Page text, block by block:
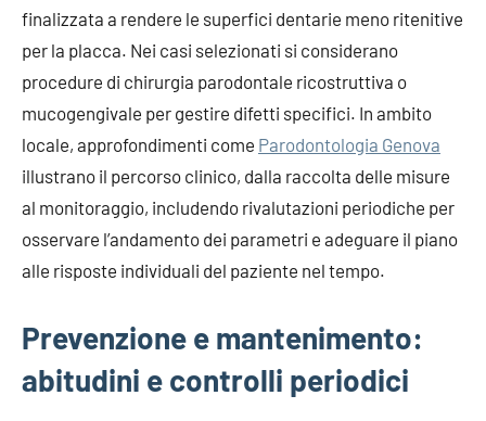
finalizzata a rendere le superfici dentarie meno ritenitive
per la placca. Nei casi selezionati si considerano
procedure di chirurgia parodontale ricostruttiva o
mucogengivale per gestire difetti specifici. In ambito
locale, approfondimenti come Parodontologia Genova
illustrano il percorso clinico, dalla raccolta delle misure
al monitoraggio, includendo rivalutazioni periodiche per
osservare l’andamento dei parametri e adeguare il piano
alle risposte individuali del paziente nel tempo.
Prevenzione e mantenimento:
abitudini e controlli periodici